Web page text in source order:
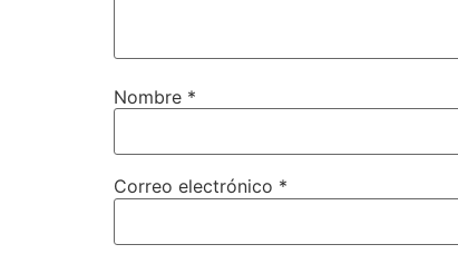
Nombre *
Correo electrónico *